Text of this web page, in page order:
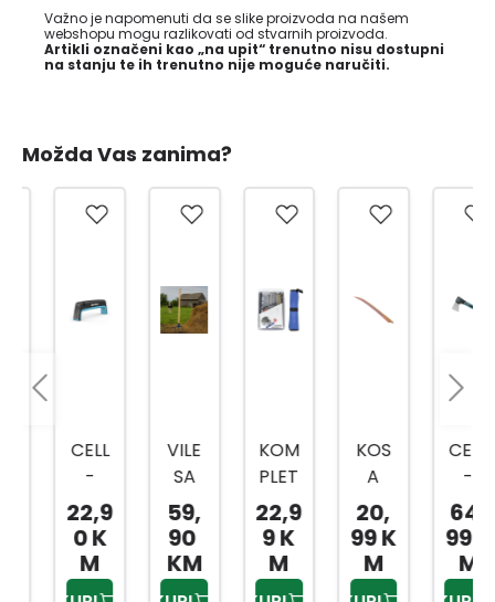
Važno je napomenuti da se slike proizvoda na našem
webshopu mogu razlikovati od stvarnih proizvoda.
Artikli označeni kao „na upit“ trenutno nisu dostupni
na stanju te ih trenutno nije moguće naručiti.
Možda Vas zanima?
CELL
FAST
OŠTR
ZA
22,9
0 K
VILE
ZUPC
DRŠK
59,
KM
KOM
PLET
ZA
OŠTR
LANC
22,9
9 K
KOS
80C
20,
99 K
CELL
FAST
SJEKI
U600
64,
99 K